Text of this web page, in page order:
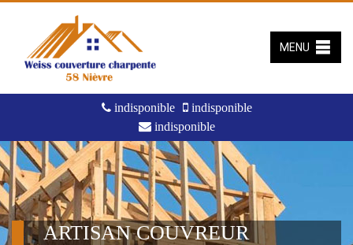
indisponible
indisponible
indisponible
MENU
ARTISAN COUVREUR